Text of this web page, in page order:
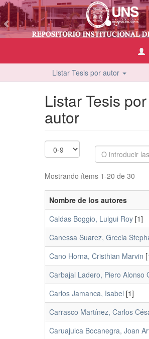
Listar Tesis por autor
Listar Tesis por
autor
Mostrando ítems 1-20 de 30
Nombre de los autores
Caldas Boggio, Luigui Roy [1]
Canessa Suarez, Grecia
Cano Horna, Cristhian Marvin
Carbajal Ladero, Piero Alonso
Carlos Jamanca, Isabel [1]
Carrasco Martínez, Carlos
Caruajulca Bocanegra, Joan